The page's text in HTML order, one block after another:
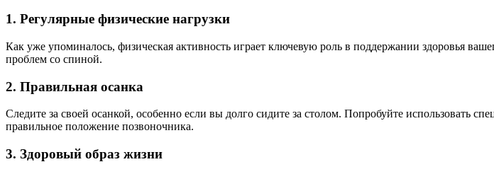
1. Регулярные физические нагрузки
Как уже упоминалось, физическая активность играет ключевую роль в поддержании здоровья
проблем со спиной.
2. Правильная осанка
Следите за своей осанкой, особенно если вы долго сидите за столом. Попробуйте использовать
правильное положение позвоночника.
3. Здоровый образ жизни